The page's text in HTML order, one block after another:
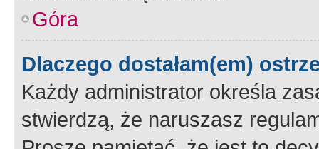
Góra
Dlaczego dostałam(em)
Każdy administrator określa
stwierdzą, że naruszasz